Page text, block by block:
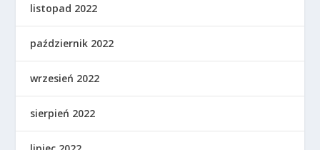
listopad 2022
październik 2022
wrzesień 2022
sierpień 2022